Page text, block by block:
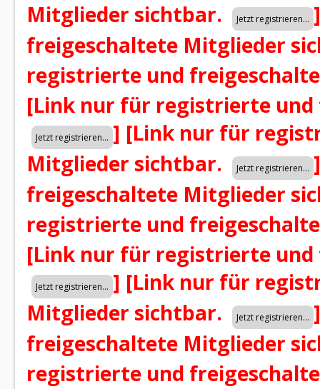
Mitglieder sichtbar.
]
freigeschaltete Mitglieder
registrierte und
[Link nur für registrierte
] [Link nur für
Mitglieder sichtbar.
]
freigeschaltete Mitglieder
registrierte und
[Link nur für registrierte
] [Link nur für
Mitglieder sichtbar.
]
freigeschaltete Mitglieder
registrierte und